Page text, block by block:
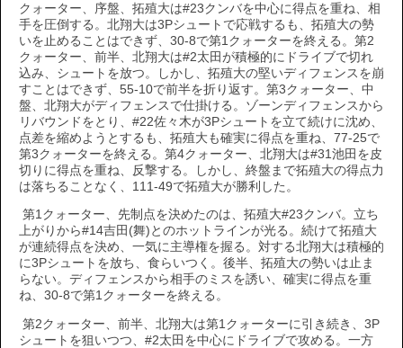
クォーター、序盤、拓殖大は#23クンバを中心に得点を重ね、相
手を圧倒する。北翔大は3Pシュートで応戦するも、拓殖大の勢
いを止めることはできず、30-8で第1クォーターを終える。第2
クォーター、前半、北翔大は#2太田が積極的にドライブで切れ
込み、シュートを放つ。しかし、拓殖大の堅いディフェンスを崩
すことはできず、55-10で前半を折り返す。第3クォーター、中
盤、北翔大がディフェンスで仕掛ける。ゾーンディフェンスから
リバウンドをとり、#22佐々木が3Pシュートを立て続けに沈め、
点差を縮めようとするも、拓殖大も確実に得点を重ね、77-25で
第3クォーターを終える。第4クォーター、北翔大は#31池田を皮
切りに得点を重ね、反撃する。しかし、終盤まで拓殖大の得点力
は落ちることなく、111-49で拓殖大が勝利した。
第1クォーター、先制点を決めたのは、拓殖大#23クンバ。立ち
上がりから#14吉田(舞)とのホットラインが光る。続けて拓殖大
が連続得点を決め、一気に主導権を握る。対する北翔大は積極的
に3Pシュートを放ち、食らいつく。後半、拓殖大の勢いは止ま
らない。ディフェンスから相手のミスを誘い、確実に得点を重
ね、30-8で第1クォーターを終える。
第2クォーター、前半、北翔大は第1クォーターに引き続き、3P
シュートを狙いつつ、#2太田を中心にドライブで攻める。一方